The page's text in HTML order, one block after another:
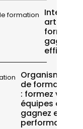
gagnez
efficacité
Organisme
de formation
: formez vos
équipes et
gagnez en
performance